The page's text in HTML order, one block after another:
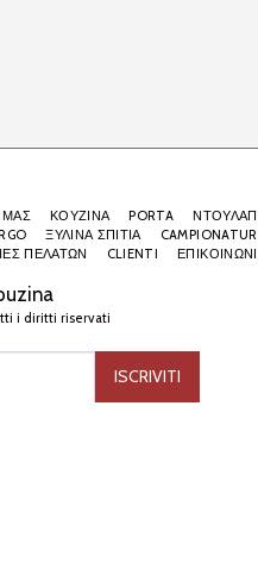
i diritti riservati
ΜΑΣ ΚΟΥΖΙΝΑ PORTA
ΞΥΛΙΝΑ ΣΠΙΤΙΑ
ΠΕΛΑΤΩΝ CLIENTI
ISCRIVITI